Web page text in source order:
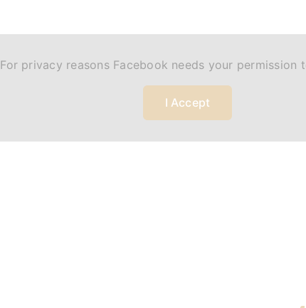
For privacy reasons Facebook needs your permission
I Accept